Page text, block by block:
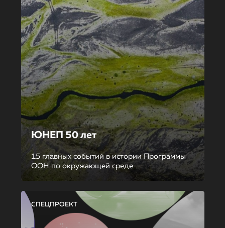
ЮНЕП 50 лет
15 главных событий в истории Программы
ООН по окружающей среде
СПЕЦПРОЕКТ